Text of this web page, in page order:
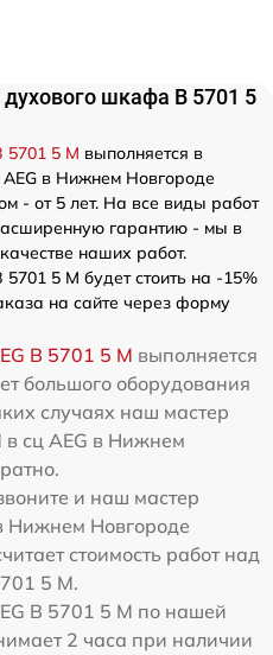
шкафа B 5701 5
5701 5 M выполняется в
в Нижнем Новгороде
- от 5 лет. На все виды работ
гарантию - мы в
наших работ.
5 M будет стоить на -15%
на сайте через форму
B 5701 5 M выполняется
большого оборудования
случаях наш мастер
в сц AEG в Нижнем
и наш мастер
Нижнем Новгороде
стоимость работ над
5 M.
B 5701 5 M по нашей
2 часа при наличии